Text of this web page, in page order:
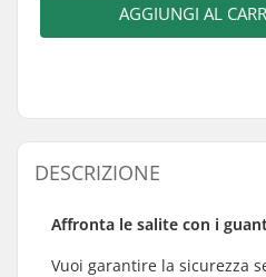
AGGIUNGI AL
DESCRIZIONE
Affronta le salite con i
Vuoi garantire la sicurezza